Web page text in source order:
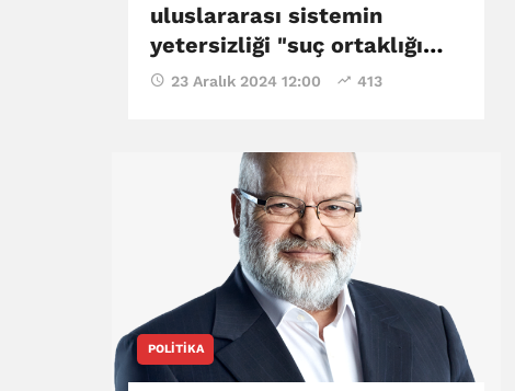
uluslararası sistemin
yetersizliği "suç ortaklığı
noktasına" ulaştı
23 Aralık 2024 12:00 413
POLITIKA